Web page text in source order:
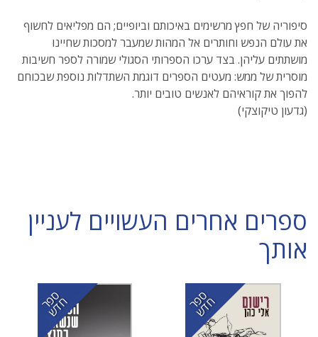
סיפוריה של חפץ מרשימים באיכותם וביופיים; הם מפליאים לחשוף
את עולם הנפש וחותרים אל המהות שמעבר למסכות שחיינו
מושתתים עליהן. בצד ערכו הספרותי הסגולי שמורה לספר חשיבות
מוסרית של ממש: מעטים הספרים דוגמת השתדלות נוספת שבכוחם
להפוך את קוראיהם לאנשים טובים יותר.
(גדעון טיקוצקי)
ספרים אחרים העשויים לעניין
אותך
ס
פ
ר
ח
ד
ש ס
פ
ר
ח
ד
ש